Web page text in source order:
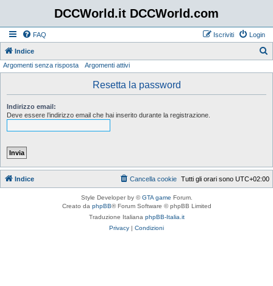
DCCWorld.it DCCWorld.com
FAQ Login
Iscriviti
Indice
Argomenti senza risposta Argomenti attivi
Resetta la password
Indirizzo email:
Deve essere l’indirizzo email che hai inserito durante la registrazione.
Indice Tutti gli orari sono UTC+02:00
Cancella cookie
Style Developer by ©GTA game Forum.
Creato da phpBB® Forum Software © phpBB Limited
Traduzione Italiana phpBB-Italia.it
Privacy | Condizioni